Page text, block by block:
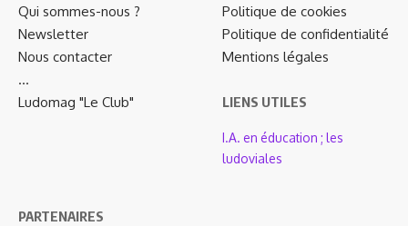
Qui sommes-nous ?
Newsletter
Nous contacter
…
Ludomag "Le Club"
Politique de cookies
Politique de confidentialité
Mentions légales
LIENS UTILES
I.A. en éducation ; les
ludoviales
PARTENAIRES